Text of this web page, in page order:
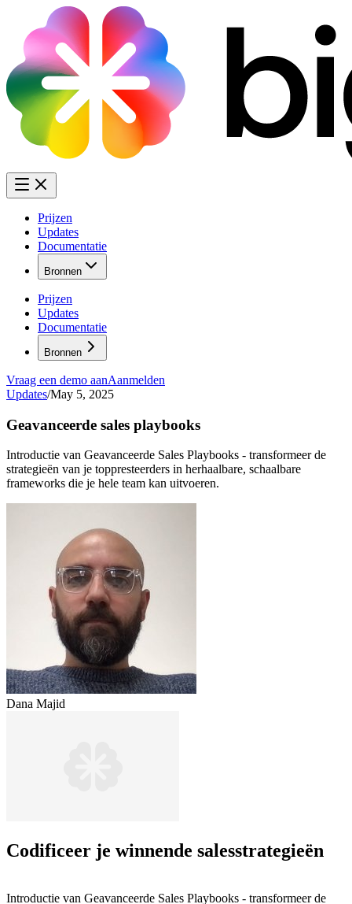
Prijzen
Updates
Documentatie
Bronnen
Prijzen
Updates
Documentatie
Bronnen
Vraag een demo aanAanmelden
Updates/May 5, 2025
Geavanceerde sales playbooks
Introductie van Geavanceerde Sales Playbooks - transformeer de
strategieën van je toppresteerders in herhaalbare, schaalbare
frameworks die je hele team kan uitvoeren.
Dana Majid
Codificeer je winnende salesstrategieën
Introductie van Geavanceerde Sales Playbooks - transformeer de